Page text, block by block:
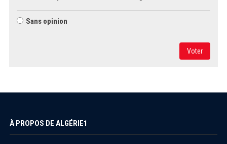
Sans opinion
Voter
À PROPOS DE ALGÉRIE1